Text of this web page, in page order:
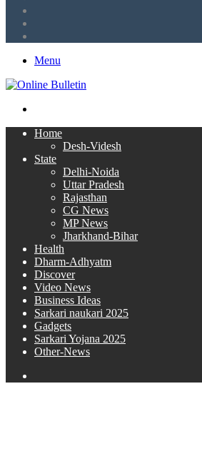
Menu
Home
Desh-Videsh
State
Delhi-Noida
Uttar Pradesh
Rajasthan
CG News
MP News
Jharkhand-Bihar
Health
Dharm-Adhyatm
Discover
Video News
Business Ideas
Sarkari naukari 2025
Gadgets
Sarkari Yojana 2025
Other-News